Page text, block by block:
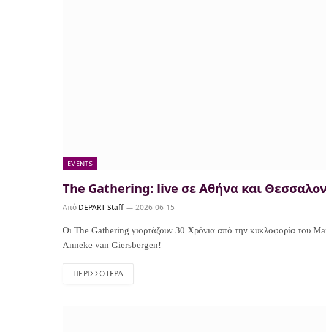
EVENTS
The Gathering: live σε Αθήνα και
Από DEPART Staff 2026-06-15
Οι The Gathering γιορτάζουν 30 Χρόνια από την κυκλοφορία του
Anneke van Giersbergen!
ΠΕΡΙΣΣΌΤΕΡΑ